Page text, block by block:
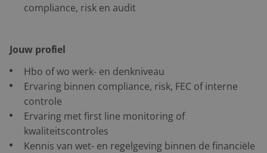
compliance, risk en audit
Jouw profiel
Hbo of wo werk- en denkniveau
Ervaring binnen compliance, risk, FEC of interne
controle
Ervaring met first line monitoring of
kwaliteitscontroles
Kennis van wet- en regelgeving binnen de financiële